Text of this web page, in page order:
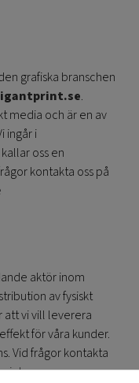
grafiska branschen
.
media och är en av
ingår i
oss en
kontakta oss på
aktör inom
av fysiskt
att vi vill leverera
för våra kunder.
Vid frågor kontakta